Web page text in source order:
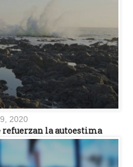
2020
refuerzan la autoestima